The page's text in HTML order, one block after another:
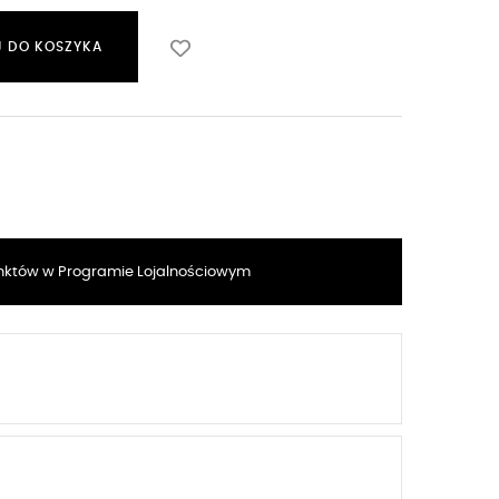
DO KOSZYKA
w Programie Lojalnościowym